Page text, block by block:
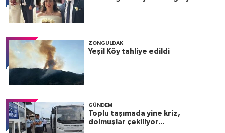
ZONGULDAK
Yeşil Köy tahliye edildi
GÜNDEM
Toplu taşımada yine kriz,
dolmuşlar çekiliyor...